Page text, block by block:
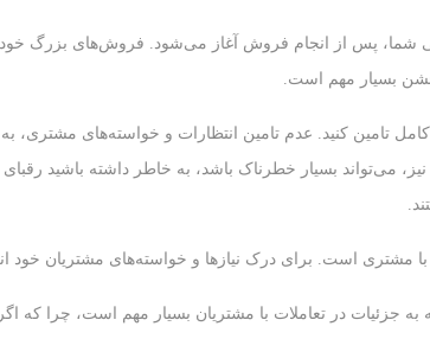
شما، پس از انجام فروش آغاز می‌شود. فروش‌های بزرگ خود
بسیار مهم است.
تامین کنید. عدم تامین انتظارات و خواسته‌های مشتری،
می‌تواند بسیار خطرناک باشد، به خاطر داشته باشید
به جزئیات در تعاملات با مشتریان بسیار مهم است، چرا که